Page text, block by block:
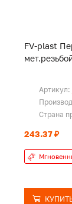
FV-plast
Артикул:
Страна
243.37 ₽